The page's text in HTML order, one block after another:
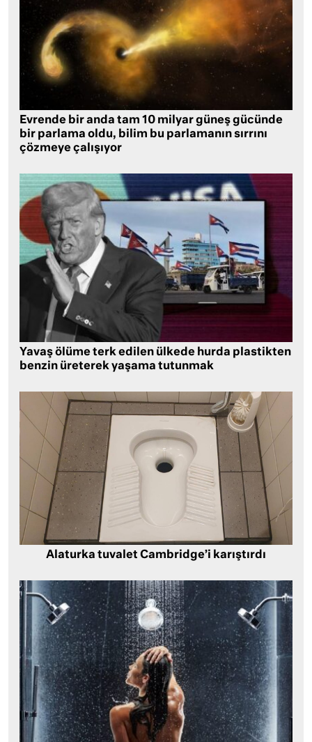
Evrende bir anda tam 10 milyar güneş gücünde
bir parlama oldu, bilim bu parlamanın sırrını
çözmeye çalışıyor
Yavaş ölüme terk edilen ülkede hurda plastikten
benzin üreterek yaşama tutunmak
Alaturka tuvalet Cambridge’i karıştırdı